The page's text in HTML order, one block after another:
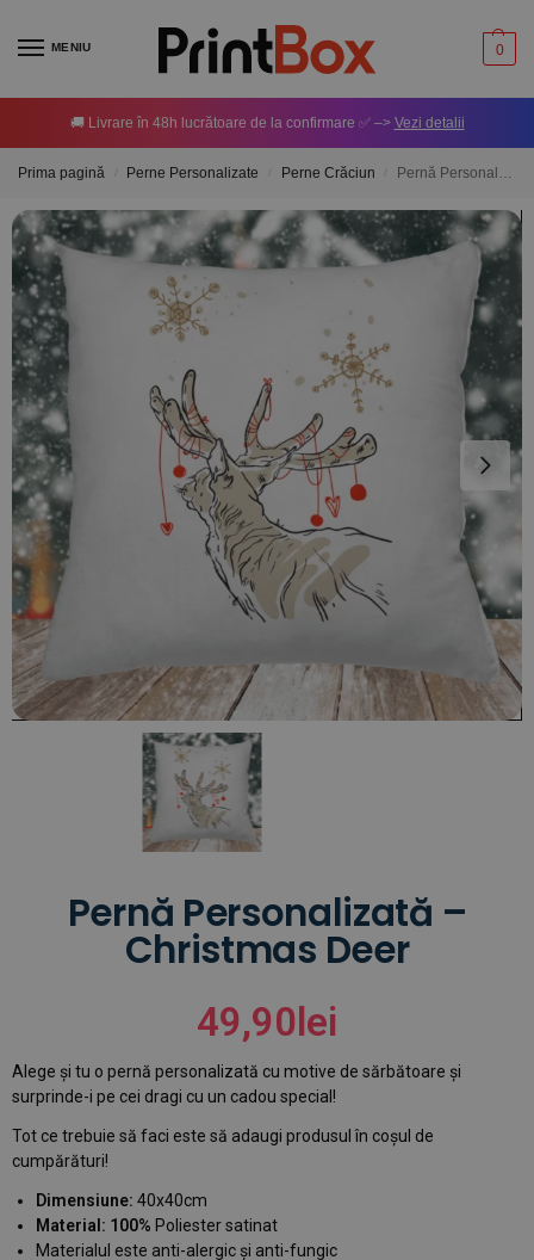
MENIU 0
🚚 Livrare în 48h lucrătoare de la confirmare ✅ –> Vezi detalii
Prima pagină Perne Personalizate Perne Crăciun Pernă Personalizată – Christmas Deer
Pernă Personalizată –
Christmas Deer
49,90lei
Alege și tu o pernă personalizată cu motive de sărbătoare și
surprinde-i pe cei dragi cu un cadou special!
Tot ce trebuie să faci este să adaugi produsul în coșul de
cumpărături!
Dimensiune: 40x40cm
Material: 100% Poliester satinat
Materialul este anti-alergic și anti-fungic